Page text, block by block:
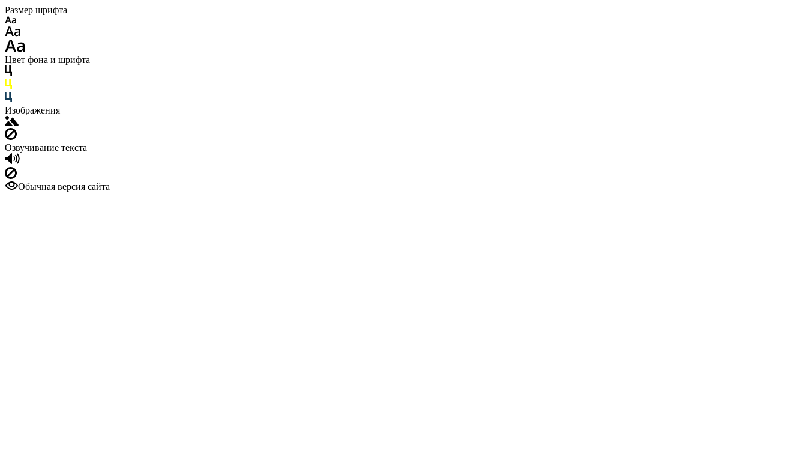
Размер шрифта
Цвет фона и шрифта
Изображения
Озвучивание текста
Обычная версия сайта